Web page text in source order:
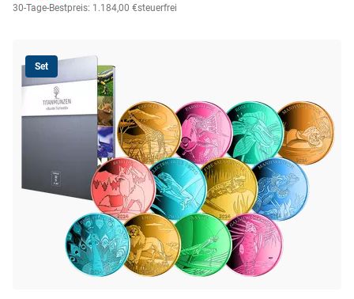
30-Tage-Bestpreis: 1.184,00 €steuerfrei
Set